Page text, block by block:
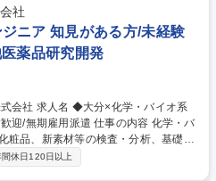
おり、車内における電気配線の開発・
、体制強化のための募集です！ 募集
開発/設計(トヨタグループ向け)◎設計
社
ニア 知見がある方/未経験
薬品研究開発
バイオ系
遣 仕事の内容 化学・バ
粧品、新素材等の検査・分析、基礎研
）や東京（バイオ）の専門施設で1か
間休日120日以上